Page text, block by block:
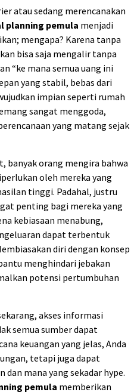
atau sedang merencanakan
planning pemula menjadi
mengapa? Karena tanpa
bisa saja mengalir tanpa
“ke mana semua uang ini
yang stabil, bebas dari
impian seperti rumah
sangat menggoda,
yang matang sejak
banyak orang mengira bahwa
oleh mereka yang
tinggi. Padahal, justru
penting bagi mereka yang
kebiasaan menabung,
dapat terbentuk
diri dengan konsep
menghindari jebakan
potensi pertumbuhan
akses informasi
semua sumber dapat
keuangan yang jelas, Anda
tetapi juga dapat
dan mana yang sekadar hype.
pemula memberikan